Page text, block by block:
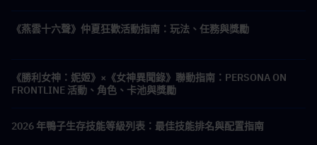
《燕雲十六聲》仲夏狂歡活動指南：玩法、任務與獎勵
《勝利女神：妮姬》×《女神異聞錄》聯動指南：PERSONA ON
FRONTLINE 活動、角色、卡池與獎勵
2026 年鴨子生存技能等級列表：最佳技能排名與配置指南